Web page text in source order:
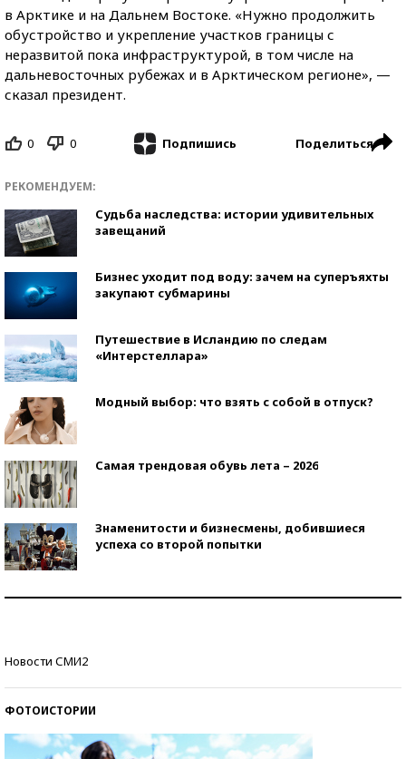
в Арктике и на Дальнем Востоке. «Нужно продолжить
обустройство и укрепление участков границы с
неразвитой пока инфраструктурой, в том числе на
дальневосточных рубежах и в Арктическом регионе», —
сказал президент.
0 0 Подпишись Поделиться
РЕКОМЕНДУЕМ:
Судьба наследства: истории удивительных
завещаний
Бизнес уходит под воду: зачем на суперъяхты
закупают субмарины
Путешествие в Исландию по следам
«Интерстеллара»
Модный выбор: что взять с собой в отпуск?
Самая трендовая обувь лета – 2026
Знаменитости и бизнесмены, добившиеся
успеха со второй попытки
Новости СМИ2
ФОТОИСТОРИИ